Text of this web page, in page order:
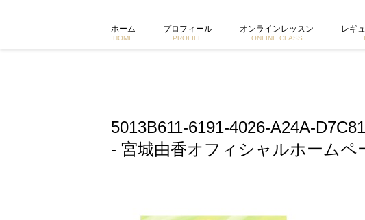
ホーム
HOME
プロフィール
PROFILE
オンラインレッスン
ONLINE CLASS
レギ
5013B611-6191-4026-A24A-
- 宮城由香オフィシャルホームペ